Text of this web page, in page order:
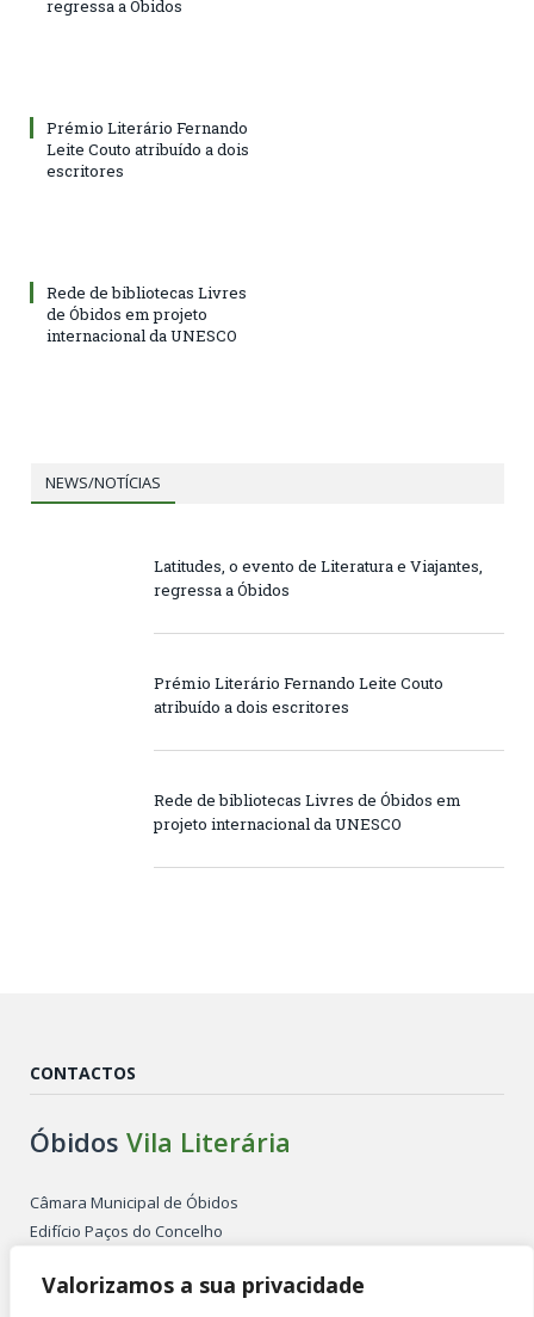
Valorizamos a sua privacidade
regressa a Óbidos
Prémio Literário Fernando
Leite Couto atribuído a dois
escritores
Rede de bibliotecas Livres
de Óbidos em projeto
internacional da UNESCO
NEWS/NOTÍCIAS
Latitudes, o evento de Literatura e Viajantes,
regressa a Óbidos
Prémio Literário Fernando Leite Couto
atribuído a dois escritores
Rede de bibliotecas Livres de Óbidos em
projeto internacional da UNESCO
CONTACTOS
Óbidos Vila Literária
Câmara Municipal de Óbidos
Edifício Paços do Concelho
2510-086 ÓBIDOS PORTUGAL